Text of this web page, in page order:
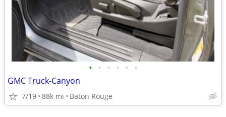
• • • • • •
GMC Truck-Canyon
7/19 88k mi Baton Rouge